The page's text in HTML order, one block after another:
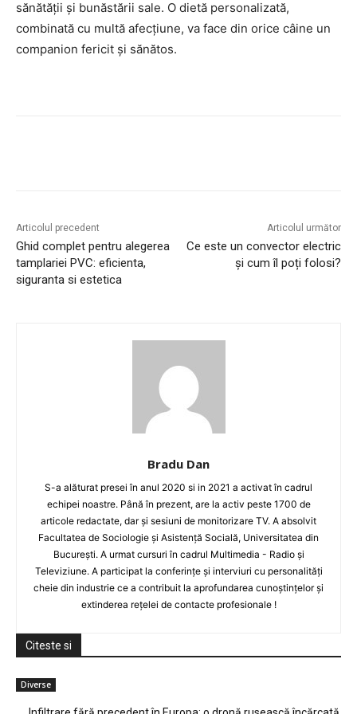
sănătății și bunăstării sale. O dietă personalizată,
combinată cu multă afecțiune, va face din orice câine un
companion fericit și sănătos.
Articolul precedent
Ghid complet pentru alegerea
tamplariei PVC: eficienta,
siguranta si estetica
Articolul următor
Ce este un convector electric
și cum îl poți folosi?
Bradu Dan
S-a alăturat presei în anul 2020 si in 2021 a activat în cadrul
echipei noastre. Până în prezent, are la activ peste 1700 de
articole redactate, dar și sesiuni de monitorizare TV. A absolvit
Facultatea de Sociologie și Asistență Socială, Universitatea din
București. A urmat cursuri în cadrul Multimedia - Radio și
Televiziune. A participat la conferințe și interviuri cu personalități
cheie din industrie ce a contribuit la aprofundarea cunoștințelor și
extinderea rețelei de contacte profesionale !
Citeste si
Diverse